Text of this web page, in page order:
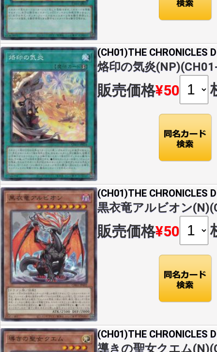
(CH01)THE CHRONICLES
烙印の気炎
販売価格¥50
(CH01)THE CHRONICLES
黒衣竜アルビオン
販売価格¥50
(CH01)THE CHRONICLES
導きの聖女クエム